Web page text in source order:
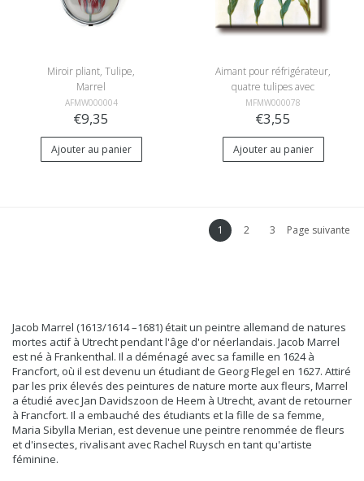
Miroir pliant, Tulipe,
Marrel
AFMW000004
€9,35
Ajouter au panier
Aimant pour réfrigérateur,
quatre tulipes avec
insectes, Marrel
MFMW000078
€3,55
Ajouter au panier
1 2 3 Page suivante
Jacob Marrel (1613/1614 –1681) était un peintre allemand de natures
mortes actif à Utrecht pendant l'âge d'or néerlandais. Jacob Marrel
est né à Frankenthal. Il a déménagé avec sa famille en 1624 à
Francfort, où il est devenu un étudiant de Georg Flegel en 1627. Attiré
par les prix élevés des peintures de nature morte aux fleurs, Marrel
a étudié avec Jan Davidszoon de Heem à Utrecht, avant de retourner
à Francfort. Il a embauché des étudiants et la fille de sa femme,
Maria Sibylla Merian, est devenue une peintre renommée de fleurs
et d'insectes, rivalisant avec Rachel Ruysch en tant qu'artiste
féminine.